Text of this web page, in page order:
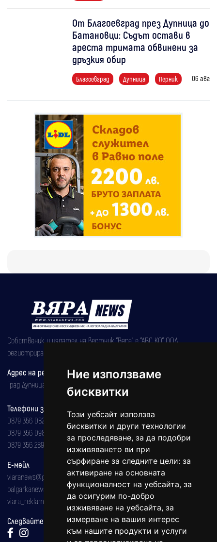
Ние използваме
бисквитки
Този уебсайт използва
бисквитки и други технологии
за проследяване, за да подобри
изживяването ви при
сърфиране за следните цели: за
активиране на основната
функционалност на уебсайта, за
да осигурим по-добро
изживяване на уебсайта, за
измерване на вашия интерес
към нашите продукти и услуги
От Благоевград през Дупница до
Батановци: Съдът остави в
ареста тримата обвинени за
дръзкия обир
Благоевград Дупница Перник 06 авг
Собственик и издател на вестник "Вяра" е "АВС КО" ООД,
регистрирана на 08.05.2002 година.
Адрес на редакцията
Град Дупница, ул.''Христо Ботев" 43
Телефони за реклама и абонаменти
0879 356 082
0879 356 098
0879 356 289
Е-мейл
viaranews@gmail.com
balgarkanews@gmail.com
viara_reklama@mail.bg
Следвайте ни: